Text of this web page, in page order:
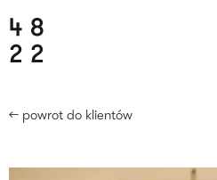
← powrot do klientów